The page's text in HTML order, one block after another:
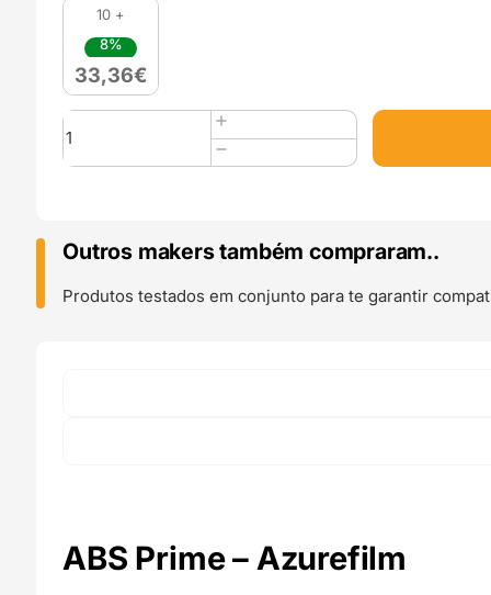
10 +
8%
33,36€
Quantidade
de
ABS
Red
-
Azurefilm
Outros makers também compraram..
Produtos testados em conjunto para te garantir
ABS Prime – Azurefilm